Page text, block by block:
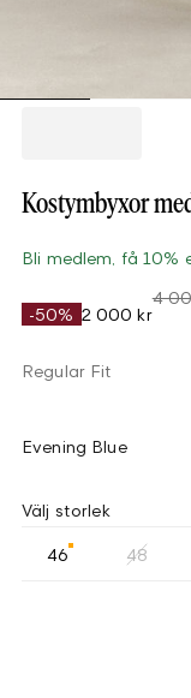
Kostymbyxor
Bli medlem, få 10%
-50% 2 000 kr
4
Regular Fit
Evening Blue
Välj storlek
46 48